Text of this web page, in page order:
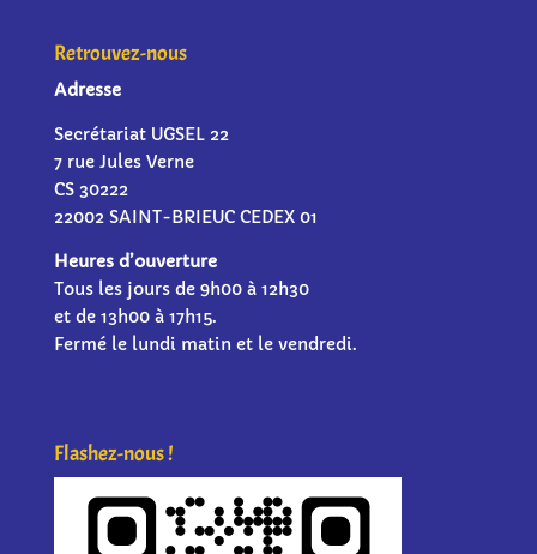
Retrouvez-nous
Adresse
Secrétariat UGSEL 22
7 rue Jules Verne
CS 30222
22002 SAINT-BRIEUC CEDEX 01
Heures d’ouverture
Tous les jours de 9h00 à 12h30
et de 13h00 à 17h15.
Fermé le lundi matin et le vendredi.
Flashez-nous !